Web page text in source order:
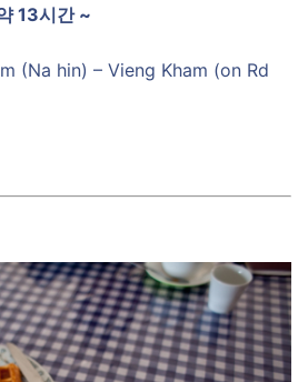
13시간 ~
(Na hin) – Vieng Kham (on Rd